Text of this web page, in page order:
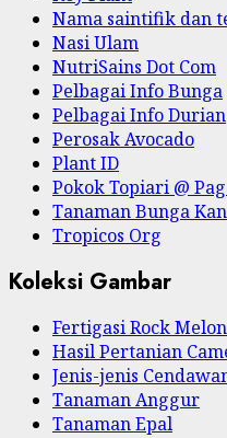
Nama saintifik dan
Nasi Ulam
NutriSains Dot Com
Pelbagai Info Bunga
Pelbagai Info Durian
Perosak Avocado
Plant ID
Pokok Topiari @
Tanaman Bunga
Tropicos Org
Koleksi Gambar
Fertigasi Rock Melon
Hasil Pertanian
Jenis-jenis
Tanaman Anggur
Tanaman Epal